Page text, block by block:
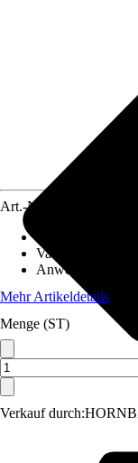
Verkauf durch:
Art.-Nr.
Variante
Mehr Artikeldetails
Menge (ST)